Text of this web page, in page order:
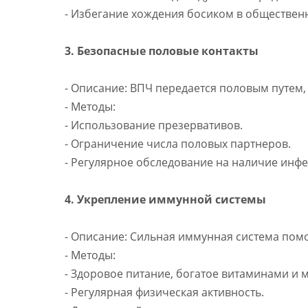
- Избегание хождения босиком в
3. Безопасные половые контакты
- Описание: ВПЧ передается половым
- Методы:
- Использование презервативов.
- Ограничение числа половых партнеров.
- Регулярное обследование на наличие
4. Укрепление иммунной системы
- Описание: Сильная иммунная система
- Методы:
- Здоровое питание, богатое витаминами и
- Регулярная физическая активность.